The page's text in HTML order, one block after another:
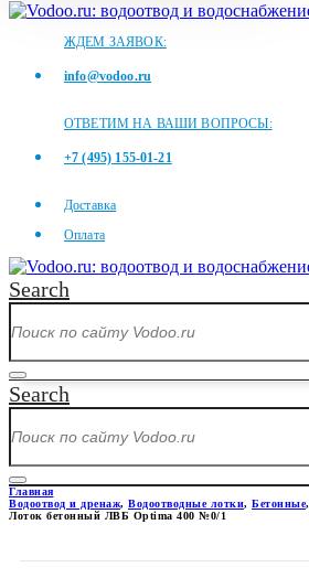
ЖДЕМ ЗАЯВОК:
info@vodoo.ru
ОТВЕТИМ НА ВАШИ ВОПРОСЫ:
+7 (495) 155-01-21
Доставка
Оплата
Search
Search
Главная
Водоотвод и дренаж, Водоотводные лотки, Бетонные,
Лоток бетонный ЛВБ Optima 400 №0/1